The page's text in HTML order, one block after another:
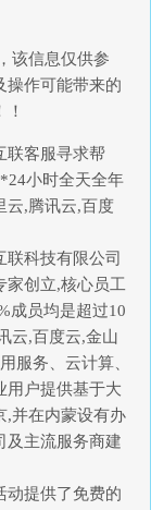
该信息仅供参
操作可能带来的
联客服寻求帮
小时全天全年
云,腾讯云,百度
联科技有限公司
家创立,核心员工
成员均是超过10
云,百度云,金山
服务、云计算、
用户提供基于大
,并在内蒙设有办
及主流服务商建
动提供了免费的